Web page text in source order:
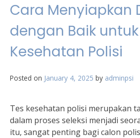
Cara Menyiapkan
dengan Baik untuk
Kesehatan Polisi
Posted on January 4, 2025 by adminpsi
Tes kesehatan polisi merupakan
dalam proses seleksi menjadi
itu, sangat penting bagi calon